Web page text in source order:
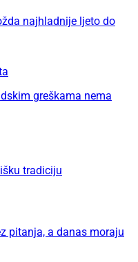
najhladnije ljeto do
greškama nema
tradiciju
pitanja, a danas moraju